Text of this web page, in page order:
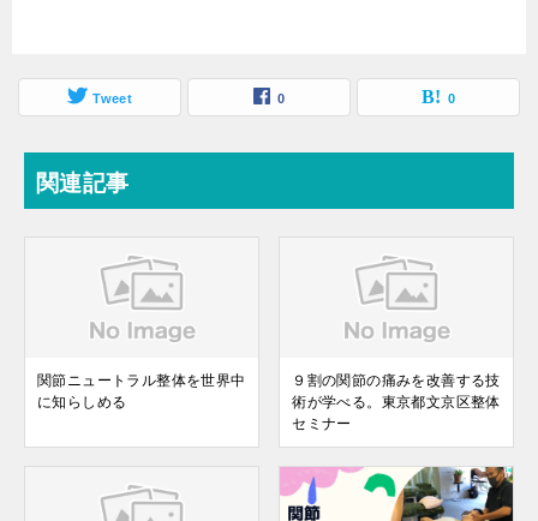
Tweet 0 0
関連記事
関節ニュートラル整体を世界中
に知らしめる
９割の関節の痛みを改善する技
術が学べる。東京都文京区整体
セミナー